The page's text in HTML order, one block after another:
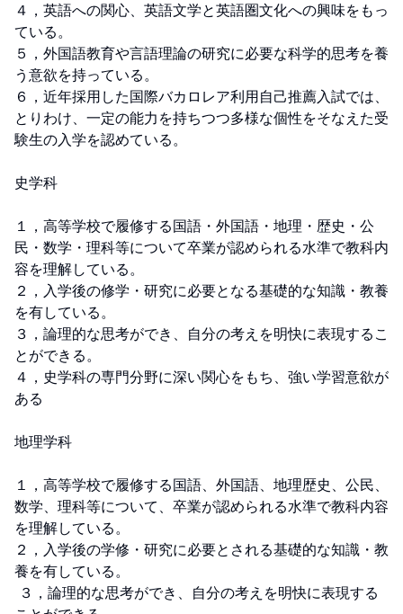
４，英語への関心、英語文学と英語圏文化への興味をもっ
ている。
５，外国語教育や言語理論の研究に必要な科学的思考を養
う意欲を持っている。
６，近年採用した国際バカロレア利用自己推薦入試では、
とりわけ、一定の能力を持ちつつ多様な個性をそなえた受
験生の入学を認めている。
史学科
１，高等学校で履修する国語・外国語・地理・歴史・公
民・数学・理科等について卒業が認められる水準で教科内
容を理解している。
２，入学後の修学・研究に必要となる基礎的な知識・教養
を有している。
３，論理的な思考ができ、自分の考えを明快に表現するこ
とができる。
４，史学科の専門分野に深い関心をもち、強い学習意欲が
ある
地理学科
１，高等学校で履修する国語、外国語、地理歴史、公民、
数学、理科等について、卒業が認められる水準で教科内容
を理解している。
２，入学後の学修・研究に必要とされる基礎的な知識・教
養を有している。